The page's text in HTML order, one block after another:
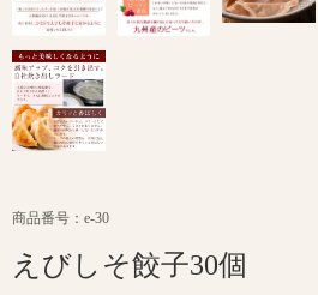
商品番号：e-30
えびしそ餃子30個